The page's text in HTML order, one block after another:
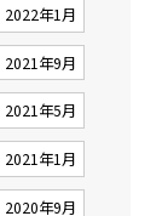
2022年1月
2021年9月
2021年5月
2021年1月
2020年9月